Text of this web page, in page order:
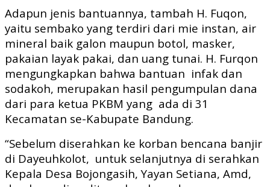
Adapun jenis bantuannya, tambah H. Fuqon,
yaitu sembako yang terdiri dari mie instan, air
mineral baik galon maupun botol, masker,
pakaian layak pakai, dan uang tunai. H. Furqon
mengungkapkan bahwa bantuan infak dan
sodakoh, merupakan hasil pengumpulan dana
dari para ketua PKBM yang ada di 31
Kecamatan se-Kabupate Bandung.
“Sebelum diserahkan ke korban bencana banjir
di Dayeuhkolot, untuk selanjutnya di serahkan
Kepala Desa Bojongasih, Yayan Setiana, Amd,